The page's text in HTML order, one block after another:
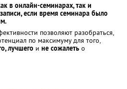
в онлайн-семинарах, так и
если время семинара было
позволяют разобраться,
по максимуму для того,
лучшего и не сожалеть о